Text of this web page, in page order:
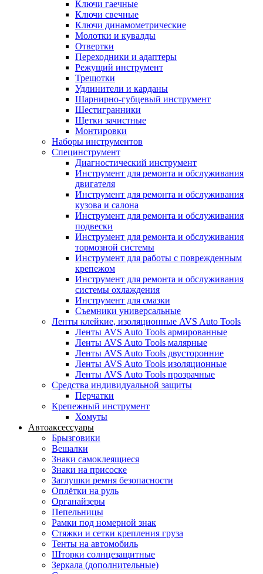
Ключи гаечные
Ключи свечные
Ключи динамометрические
Молотки и кувалды
Отвертки
Переходники и адаптеры
Режущий инструмент
Трещотки
Удлинители и карданы
Шарнирно-губцевый инструмент
Шестигранники
Щетки зачистные
Монтировки
Наборы инструментов
Специнструмент
Диагностический инструмент
Инструмент для ремонта и обслуживания
двигателя
Инструмент для ремонта и обслуживания
кузова и салона
Инструмент для ремонта и обслуживания
подвески
Инструмент для ремонта и обслуживания
тормозной системы
Инструмент для работы с поврежденным
крепежом
Инструмент для ремонта и обслуживания
системы охлаждения
Инструмент для смазки
Съемники универсальные
Ленты клейкие, изоляционные AVS Auto Tools
Ленты AVS Auto Tools армированные
Ленты AVS Auto Tools малярные
Ленты AVS Auto Tools двусторонние
Ленты AVS Auto Tools изоляционные
Ленты AVS Auto Tools прозрачные
Средства индивидуальной защиты
Перчатки
Крепежный инструмент
Хомуты
Автоаксессуары
Брызговики
Вешалки
Знаки самоклеящиеся
Знаки на присоске
Заглушки ремня безопасности
Оплётки на руль
Органайзеры
Пепельницы
Рамки под номерной знак
Стяжки и сетки крепления груза
Тенты на автомобиль
Шторки солнцезащитные
Зеркала (дополнительные)